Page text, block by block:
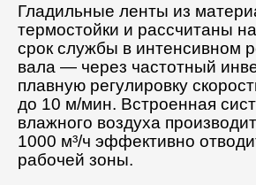
Гладильные ленты из
термостойки и рассчитаны
срок службы в интенсивном
вала — через частотный
плавную регулировку
до 10 м/мин. Встроенная
влажного воздуха
1000 м³/ч эффективно
рабочей зоны.